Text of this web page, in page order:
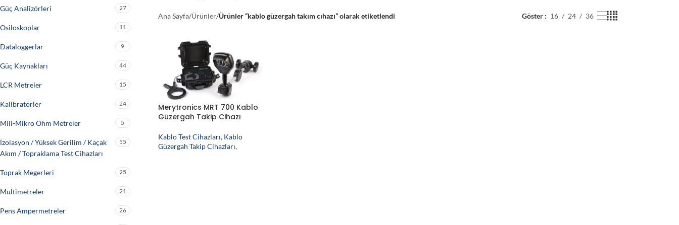
Güç Analizörleri 27
Osiloskoplar 11
Dataloggerlar 9
Güç Kaynakları 44
LCR Metreler 15
Kalibratörler 24
Mili-Mikro Ohm Metreler 5
İzolasyon / Yüksek Gerilim / Kaçak
Akım / Topraklama Test Cihazları
55
Toprak Megerleri 25
Multimetreler 21
Pens Ampermetreler 26
Ana Sayfa/Ürünler/Ürünler “kablo güzergah takım cıhazı” olarak etiketlendi Göster 16 24 36
Merytronics MRT 700 Kablo
Güzergah Takip Cihazı
Kablo Test Cihazları, Kablo
Güzergah Takip Cihazları,